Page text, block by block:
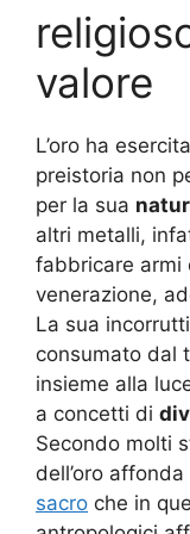
valore
L’oro ha
preistoria non
per la sua
altri metalli,
fabbricare armi
venerazione,
La sua
consumato dal
insieme alla
a concetti di
Secondo molti
dell’oro
sacro che in